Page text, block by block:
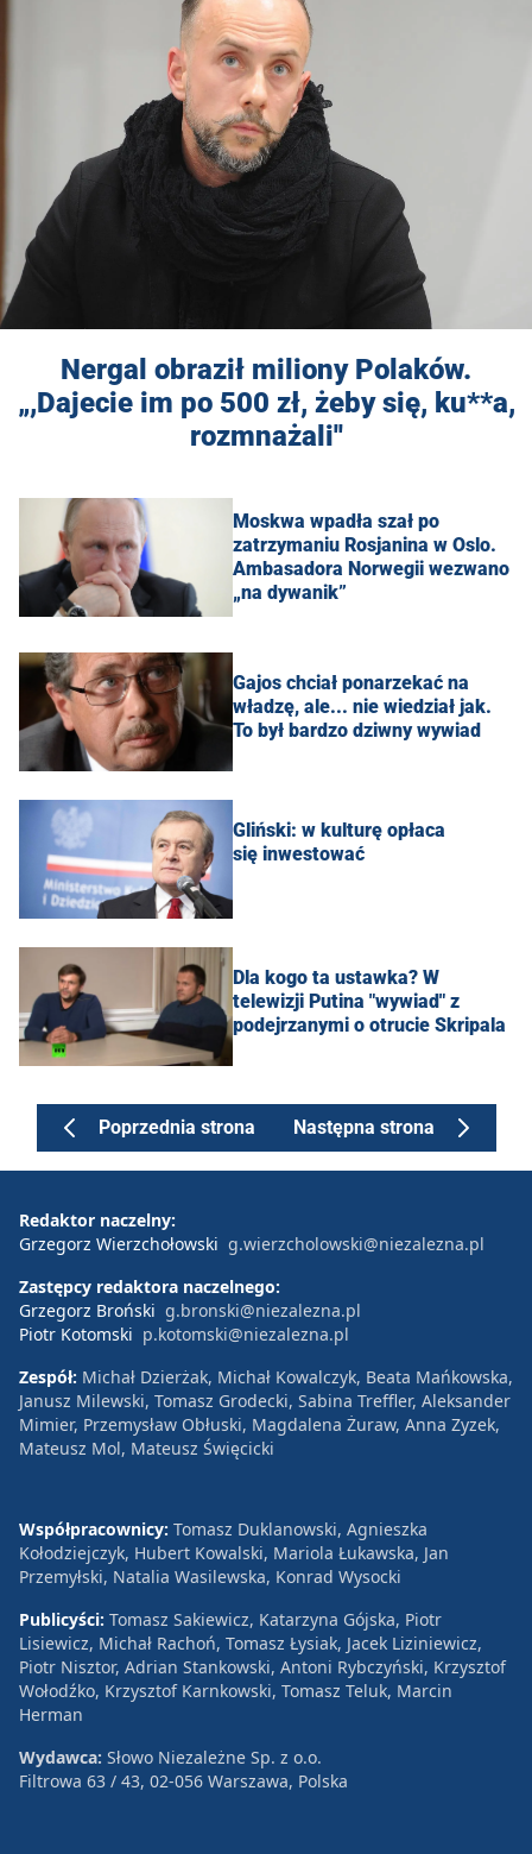
Nergal obraził miliony Polaków.
„,Dajecie im po 500 zł, żeby się, ku**a,
rozmnażali''
Moskwa wpadła szał po
zatrzymaniu Rosjanina w Oslo.
Ambasadora Norwegii wezwano
„na dywanik”
Gajos chciał ponarzekać na
władzę, ale... nie wiedział jak.
To był bardzo dziwny wywiad
Gliński: w kulturę opłaca
się inwestować
Dla kogo ta ustawka? W
telewizji Putina "wywiad" z
podejrzanymi o otrucie Skripala
Poprzednia strona Następna strona
Redaktor naczelny:
Grzegorz Wierzchołowski g.wierzcholowski@niezalezna.pl
Zastępcy redaktora naczelnego:
Grzegorz Broński g.bronski@niezalezna.pl
Piotr Kotomski p.kotomski@niezalezna.pl
Zespół: Michał Dzierżak, Michał Kowalczyk, Beata Mańkowska,
Janusz Milewski, Tomasz Grodecki, Sabina Treffler, Aleksander
Mimier, Przemysław Obłuski, Magdalena Żuraw, Anna Zyzek,
Mateusz Mol, Mateusz Święcicki
Współpracownicy: Tomasz Duklanowski, Agnieszka
Kołodziejczyk, Hubert Kowalski, Mariola Łukawska, Jan
Przemyłski, Natalia Wasilewska, Konrad Wysocki
Publicyści: Tomasz Sakiewicz, Katarzyna Gójska, Piotr
Lisiewicz, Michał Rachoń, Tomasz Łysiak, Jacek Liziniewicz,
Piotr Nisztor, Adrian Stankowski, Antoni Rybczyński, Krzysztof
Wołodźko, Krzysztof Karnkowski, Tomasz Teluk, Marcin
Herman
Wydawca: Słowo Niezależne Sp. z o.o.
Filtrowa 63 / 43, 02-056 Warszawa, Polska